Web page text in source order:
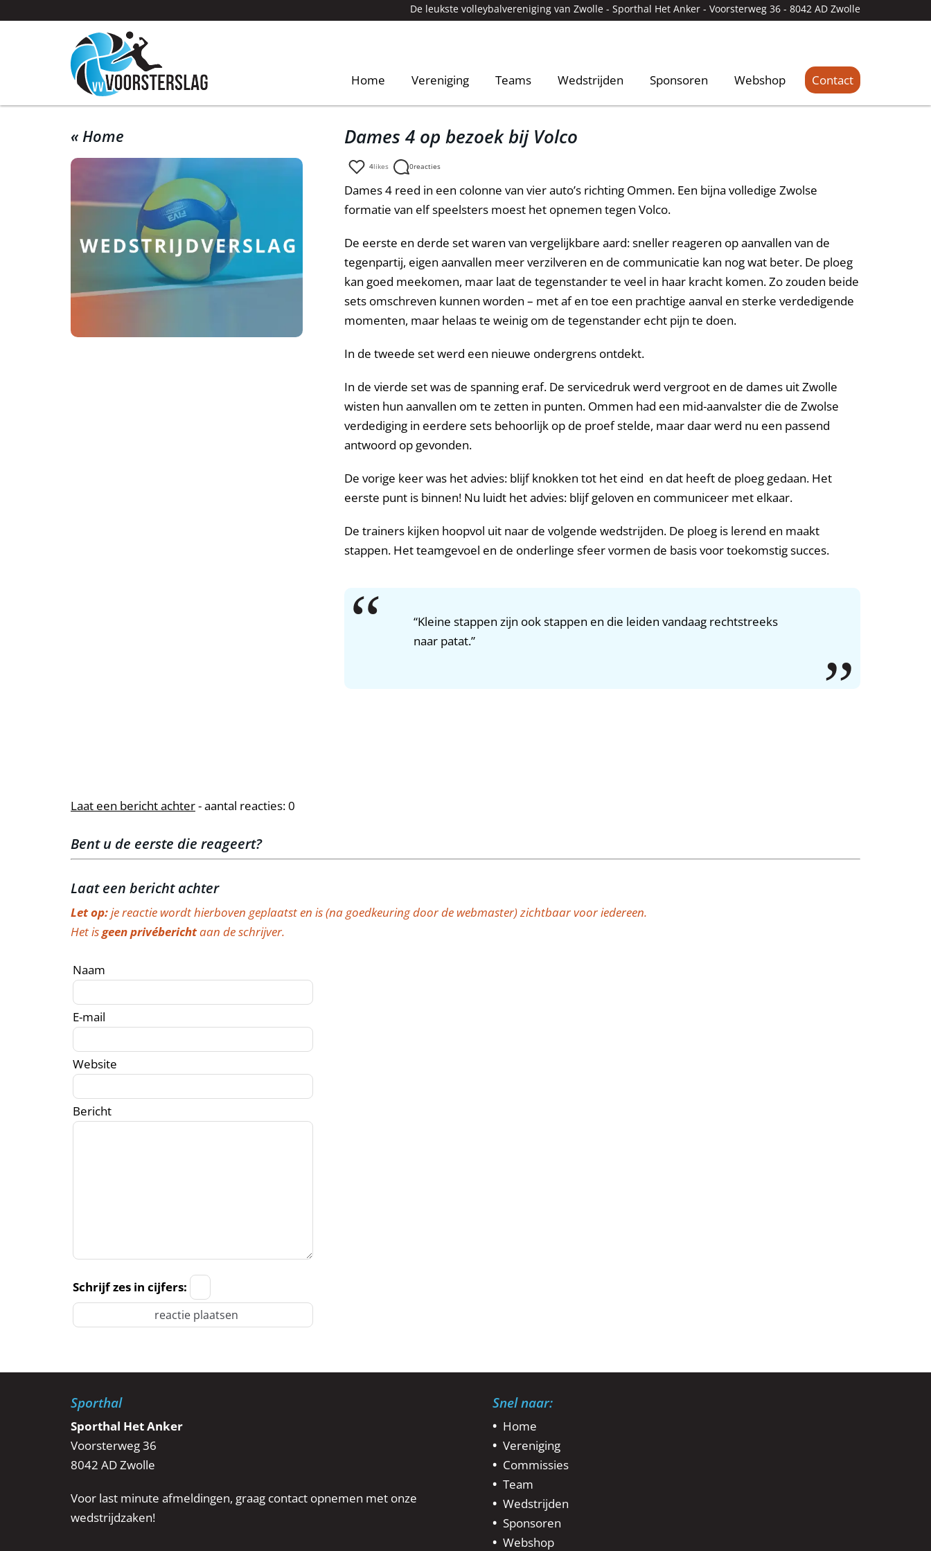
De leukste volleybalvereniging van Zwolle - Sporthal Het Anker - Voorsterweg 36 - 8042 AD Zwolle
Home Vereniging Teams Wedstrijden Sponsoren Webshop Contact
« Home Dames 4 op bezoek bij Volco
4likes 0reacties
Dames 4 reed in een colonne van vier auto’s richting Ommen. Een bijna volledige Zwolse
formatie van elf speelsters moest het opnemen tegen Volco.
De eerste en derde set waren van vergelijkbare aard: sneller reageren op aanvallen van de
tegenpartij, eigen aanvallen meer verzilveren en de communicatie kan nog wat beter. De ploeg
kan goed meekomen, maar laat de tegenstander te veel in haar kracht komen. Zo zouden beide
sets omschreven kunnen worden – met af en toe een prachtige aanval en sterke verdedigende
momenten, maar helaas te weinig om de tegenstander echt pijn te doen.
In de tweede set werd een nieuwe ondergrens ontdekt.
In de vierde set was de spanning eraf. De servicedruk werd vergroot en de dames uit Zwolle
wisten hun aanvallen om te zetten in punten. Ommen had een mid-aanvalster die de Zwolse
verdediging in eerdere sets behoorlijk op de proef stelde, maar daar werd nu een passend
antwoord op gevonden.
De vorige keer was het advies: blijf knokken tot het eind en dat heeft de ploeg gedaan. Het
eerste punt is binnen! Nu luidt het advies: blijf geloven en communiceer met elkaar.
De trainers kijken hoopvol uit naar de volgende wedstrijden. De ploeg is lerend en maakt
stappen. Het teamgevoel en de onderlinge sfeer vormen de basis voor toekomstig succes.
“Kleine stappen zijn ook stappen en die leiden vandaag rechtstreeks
naar patat.”
Laat een bericht achter- aantal reacties: 0
Bent u de eerste die reageert?
Laat een bericht achter
Let op:je reactie wordt hierboven geplaatst en is (na goedkeuring door de webmaster) zichtbaar voor iedereen.
Het isgeen privéberichtaan de schrijver.
Naam
E-mail
Website
Bericht
Schrijf zes in cijfers:
Sporthal
Sporthal Het Anker
Voorsterweg 36
8042 AD Zwolle
Voor last minute afmeldingen, graag contact opnemen met onze
wedstrijdzaken!
Snel naar:
Home
Vereniging
Commissies
Team
Wedstrijden
Sponsoren
Webshop